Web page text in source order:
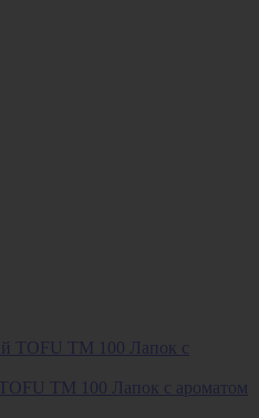
ТМ 100 Лапок с ароматом